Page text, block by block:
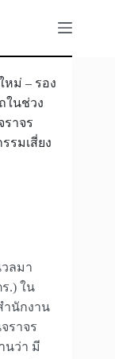
หม่ – รอง
ในช่วง
าจร
รมเสี่ยง
ลมา
.) ใน
ำนักงาน
ราจร
นว่า มี